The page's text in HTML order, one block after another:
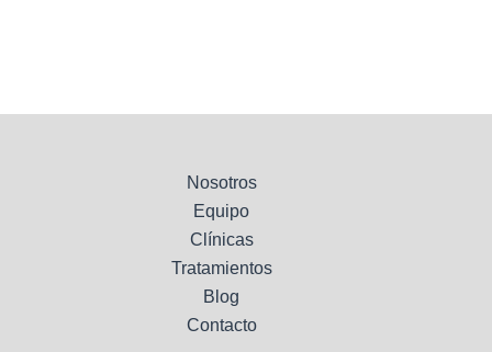
Nosotros
Equipo
Clínicas
Tratamientos
Blog
Contacto